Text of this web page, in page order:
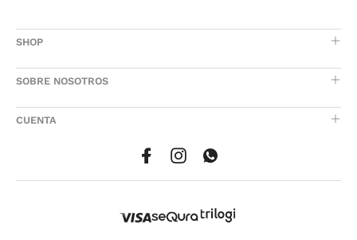
SHOP
SOBRE NOSOTROS
CUENTA